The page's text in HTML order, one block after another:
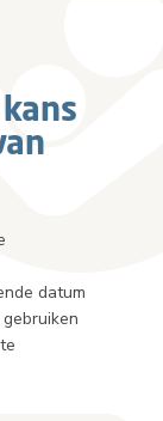
datum